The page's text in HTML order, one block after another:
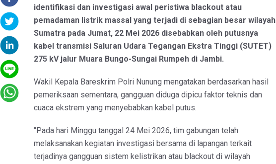
identifikasi dan investigasi awal peristiwa blackout atau
pemadaman listrik massal yang terjadi di sebagian besar wilayah
Sumatra pada Jumat, 22 Mei 2026 disebabkan oleh putusnya
kabel transmisi Saluran Udara Tegangan Ekstra Tinggi (SUTET)
275 kV jalur Muara Bungo-Sungai Rumpeh di Jambi.
Wakil Kepala Bareskrim Polri Nunung mengatakan berdasarkan hasil
pemeriksaan sementara, gangguan diduga dipicu faktor teknis dan
cuaca ekstrem yang menyebabkan kabel putus.
“Pada hari Minggu tanggal 24 Mei 2026, tim gabungan telah
melaksanakan kegiatan investigasi bersama di lapangan terkait
terjadinya gangguan sistem kelistrikan atau blackout di wilayah